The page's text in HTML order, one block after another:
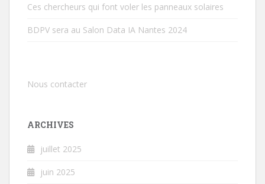
Ces chercheurs qui font voler les panneaux solaires
BDPV sera au Salon Data IA Nantes 2024
Nous contacter
ARCHIVES
juillet 2025
juin 2025